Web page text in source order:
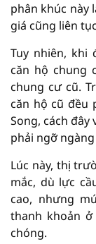
phân khúc này
giá cũng liên
Tuy nhiên, khi
căn hộ chung
chung cư cũ.
căn hộ cũ đều
Song, cách
phải ngỡ
Lúc này, thị
mắc, dù lực
cao, nhưng
thanh khoản
chóng.